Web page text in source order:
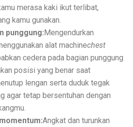
Memilih Tenor KPR dengan Bunga
yang Masih Terasa Memboroskan
Berbicara Proyeksi Produksi Katoda
Barang Udara Menurun, Harga Tinggi Jadi
Jabar Jamin Rp 50 Triliun BGN Tetap di
Ayam Goreng Salim (FAST) Melonjak Dua
Zodiak Aquarius dan Pisces 2 Oktober 2025:
merasa kaki ikut terlibat,
kamu gunakan.
punggung:Mengendurkan
alat machinechest
cedera pada bagian punggung
posisi yang benar saat
lengan serta duduk tegak
agar tetap bersentuhan dengan
Angkat dan turunkan